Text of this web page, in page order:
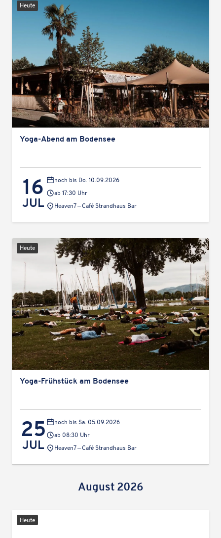
Heute
Yoga-Abend am Bodensee
16
JUL
noch bis Do. 10.09.2026
ab 17:30 Uhr
Veranstaltungsort:
Heaven7 — Café Strand­haus Bar
Heute
Yoga-Früh­stück am Bodensee
25
JUL
noch bis Sa. 05.09.2026
ab 08:30 Uhr
Veranstaltungsort:
Heaven7 — Café Strand­haus Bar
August 2026
Heute